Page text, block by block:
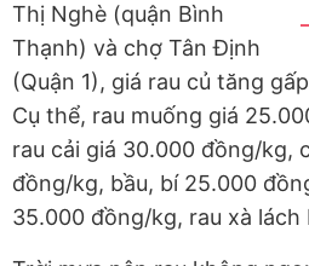
Thị Nghè (quận Bình
Thạnh) và chợ Tân Định
(Quận 1), giá rau củ tăng
Cụ thể, rau muống giá
rau cải giá 30.000 đồng/kg,
đồng/kg, bầu, bí 25.000
35.000 đồng/kg, rau xà